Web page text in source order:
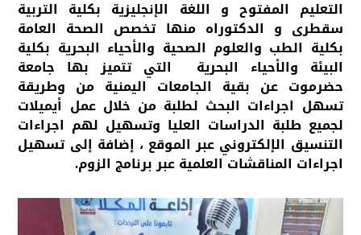
التعليم المفتوح و اللغة الإنجليزية بكلية التربية
سقطرى و الدكتوراه منها تخصص الصحة العامة
بكلية الطب والعلوم الصحية والأحياء البحرية بكلية
البيئة والأحياء البحرية التي تتميز بها جامعة
حضرموت عن بقية الجامعات اليمنية من وطريقة
تسهل اجراءات البحث لطلبة من خلال عمل أيميلات
لجميع طلبة الدراسات العليا وتسهيل لهم اجراءات
التنسيق الإلكتروني عبر الموقع ، إضافة إلى تسهيل
اجراءات المناقشات العلمية عبر برنامج الزوم.